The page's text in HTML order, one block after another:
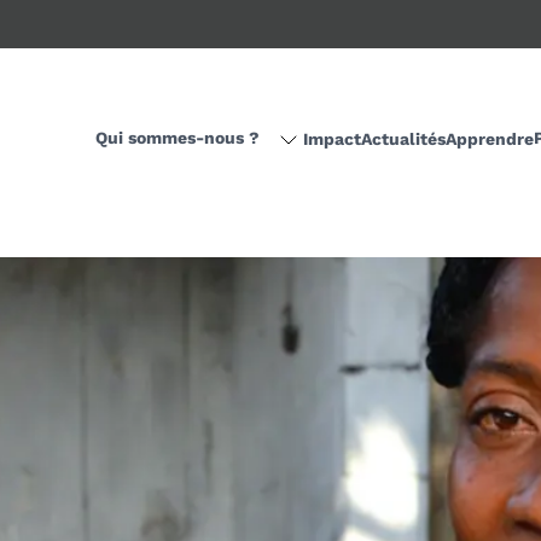
Qui sommes-nous ? ImpactActualitésApprendre